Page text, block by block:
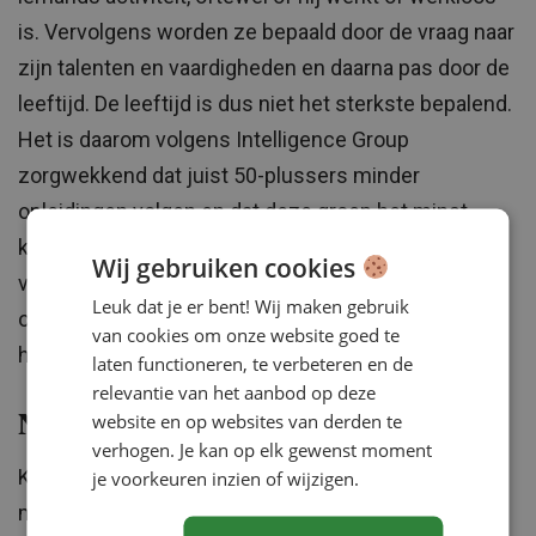
is. Vervolgens worden ze bepaald door de vraag naar
zijn talenten en vaardigheden en daarna pas door de
leeftijd. De leeftijd is dus niet het sterkste bepalend.
Het is daarom volgens Intelligence Group
zorgwekkend dat juist 50-plussers minder
opleidingen volgen en dat deze groep het minst
kiest voor opleidingen die hun arbeidsmarktkans
vergroten (29 procent van de degenen die een
opleiding volgden). Daarmee werken de 50-plussers
het minst aan hun eigen employability.
Niet-gangbare maatregelen
Kooter stelt dat deze zorgwekkende ontwikkeling
misschien om niet-gangbare maatregelen vraagt.
Wij gebruiken cookies
Leuk dat je er bent! Wij maken gebruik
van cookies om onze website goed te
laten functioneren, te verbeteren en de
relevantie van het aanbod op deze
website en op websites van derden te
verhogen. Je kan op elk gewenst moment
je voorkeuren inzien of wijzigen.